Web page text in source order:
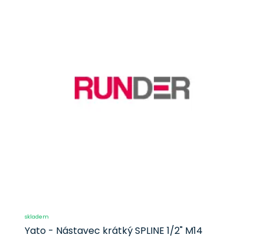
skladem
Yato - Nástavec krátký SPLINE 1/2" M14